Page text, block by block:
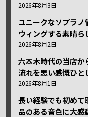
2026年8月3日
ユニークなソプラノ
ウィングする素晴ら
2026年8月2日
六本木時代の当店か
流れを思い感慨ひと
2026年8月1日
長い経験でも初めて
品のある音色に大感